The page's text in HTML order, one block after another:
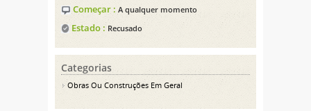
Começar : A qualquer momento
Estado : Recusado
Categorias
Obras Ou Construções Em Geral